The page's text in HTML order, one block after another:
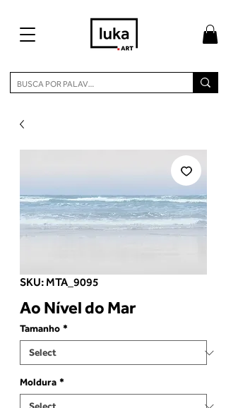
SKU: MTA_9095
Ao Nível do Mar
Tamanho *
Moldura *